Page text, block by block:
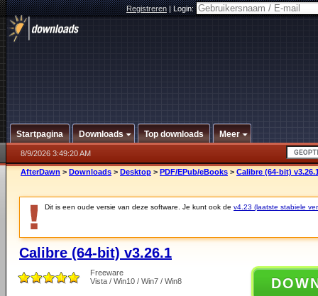
Registreren|Login:
Startpagina Downloads Top downloads Meer
8/9/2026 3:49:20 AM
AfterDawn > Downloads > Desktop > PDF/EPub/eBooks > Calibre (64-bit)
Dit is een oude versie van deze software. Je kunt ook de v4.23 (laatste stabiele
Calibre (64-bit) v3.26.1
Freeware
Vista / Win10 / Win7 / Win8